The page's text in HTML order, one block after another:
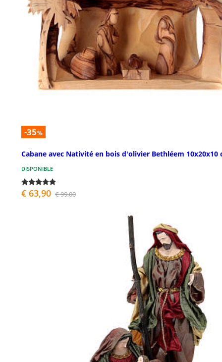
-35%
Cabane avec Nativité en bois d'olivier Bethléem 10x20x10
DISPONIBLE
€ 63,90 € 99,00